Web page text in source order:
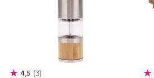
4,5 3